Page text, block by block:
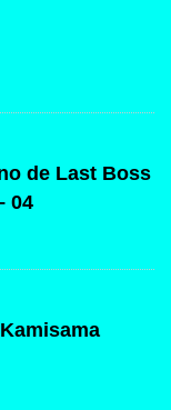
de Last Boss
04